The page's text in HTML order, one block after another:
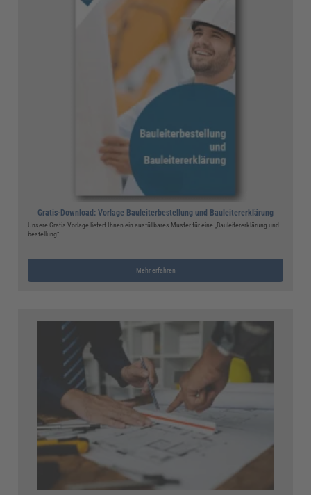
Gratis-Download: Vorlage Bauleiterbestellung und Bauleitererklärung
Unsere Gratis-Vorlage liefert Ihnen ein ausfüllbares Muster für eine „Bauleitererklärung und -
bestellung“.
Mehr erfahren